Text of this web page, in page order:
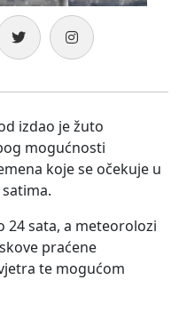
izdao je žuto
mogućnosti
koje se očekuje u
24 sata, a meteorolozi
praćene
te mogućom